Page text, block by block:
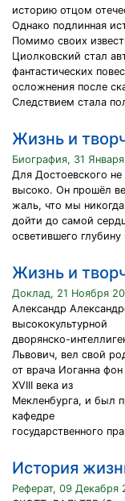
историю отцом
Однако подлинная
Помимо своих
Циолковский стал
фантастических
осложнения после
Следствием стала
Жизнь и
Биография, 31
Для Достоевского
высоко. Он прошёл
жаль, что мы
дойти до самой
осветившего
Жизнь и
Доклад, 21 Ноября
Александр
высококультурной
дворянско-
Львович, вел свой
от врача Иоганна
XVIII века из
Мекленбурга, и был
кафедре
государственного
История
Реферат, 09 Декабря